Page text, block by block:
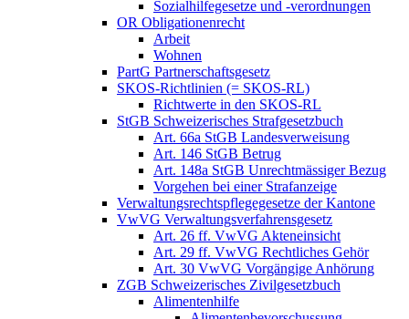
Sozialhilfegesetze und -verordnungen
OR Obligationenrecht
Arbeit
Wohnen
PartG Partnerschaftsgesetz
SKOS-Richtlinien (= SKOS-RL)
Richtwerte in den SKOS-RL
StGB Schweizerisches Strafgesetzbuch
Art. 66a StGB Landesverweisung
Art. 146 StGB Betrug
Art. 148a StGB Unrechtmässiger Bezug
Vorgehen bei einer Strafanzeige
Verwaltungsrechtspflegegesetze der Kantone
VwVG Verwaltungsverfahrensgesetz
Art. 26 ff. VwVG Akteneinsicht
Art. 29 ff. VwVG Rechtliches Gehör
Art. 30 VwVG Vorgängige Anhörung
ZGB Schweizerisches Zivilgesetzbuch
Alimentenhilfe